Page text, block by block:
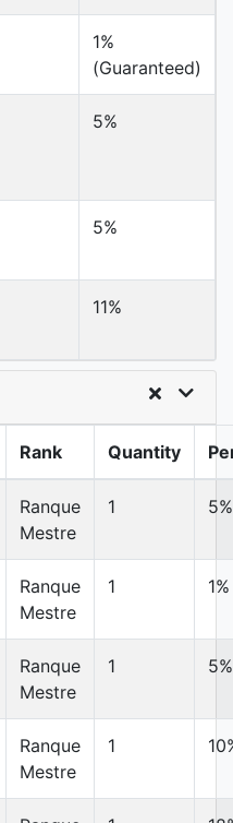
1%
(Guaranteed)
5%
5%
11%
Rank Quantity
Ranque
Mestre
1 5%
Ranque
Mestre
1 1%
Ranque
Mestre
1 5%
Ranque
Mestre
1